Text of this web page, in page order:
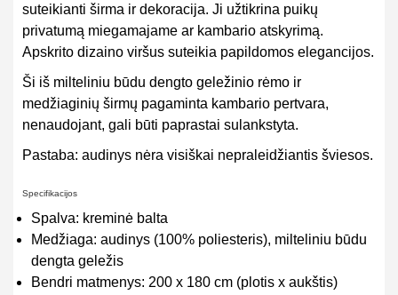
suteikianti širma ir dekoracija. Ji užtikrina puikų
privatumą miegamajame ar kambario atskyrimą.
Apskrito dizaino viršus suteikia papildomos elegancijos.
Ši iš milteliniu būdu dengto geležinio rėmo ir
medžiaginių širmų pagaminta kambario pertvara,
nenaudojant, gali būti paprastai sulankstyta.
Pastaba: audinys nėra visiškai nepraleidžiantis šviesos.
Specifikacijos
Spalva: kreminė balta
Medžiaga: audinys (100% poliesteris), milteliniu būdu
dengta geležis
Bendri matmenys: 200 x 180 cm (plotis x aukštis)